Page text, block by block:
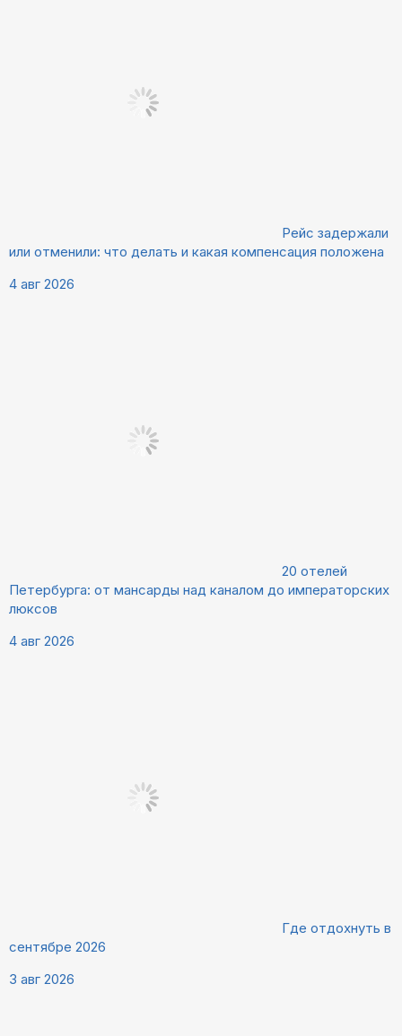
Рейс задержали
или отменили: что делать и какая компенсация положена
4 авг 2026
20 отелей
Петербурга: от мансарды над каналом до императорских
люксов
4 авг 2026
Где отдохнуть в
сентябре 2026
3 авг 2026